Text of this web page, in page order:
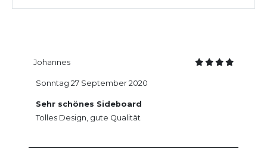
Johannes
Sehr schönes Sideboard
Tolles Design, gute Qualität
Sonntag 27 September 2020